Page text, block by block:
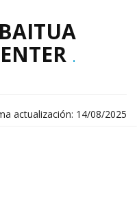
.
actualización: 14/08/2025